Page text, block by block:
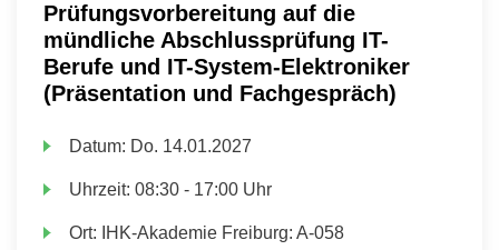
Prüfungsvorbereitung auf die
mündliche Abschlussprüfung IT-
Berufe und IT-System-Elektroniker
(Präsentation und Fachgespräch)
Datum: Do. 14.01.2027
Uhrzeit:08:30 - 17:00 Uhr
Ort: IHK-Akademie Freiburg: A-058